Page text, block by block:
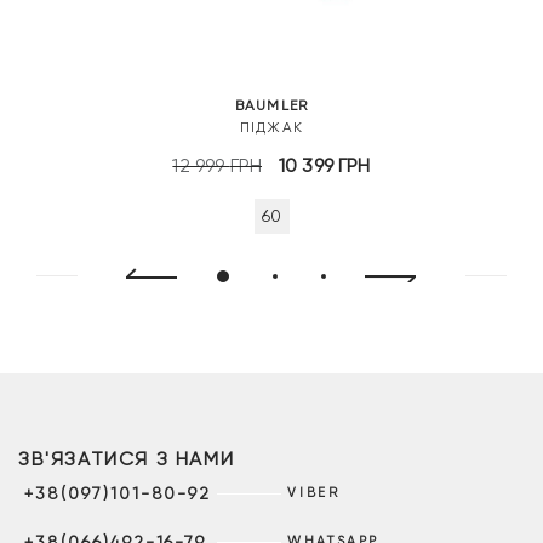
BAUMLER
ПІДЖАК
12 999ГРН
Оригінальна
12
10 399ГРН
60
ЗВ'ЯЗАТИСЯ З НАМИ
+38(097)101-80-92 VIBER